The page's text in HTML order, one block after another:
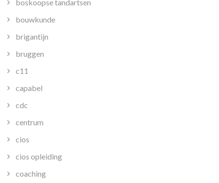
boskoopse tandartsen
bouwkunde
brigantijn
bruggen
c11
capabel
cdc
centrum
cios
cios opleiding
coaching